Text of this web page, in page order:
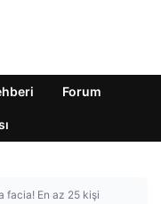
Forum
facia! En az 25 kişi